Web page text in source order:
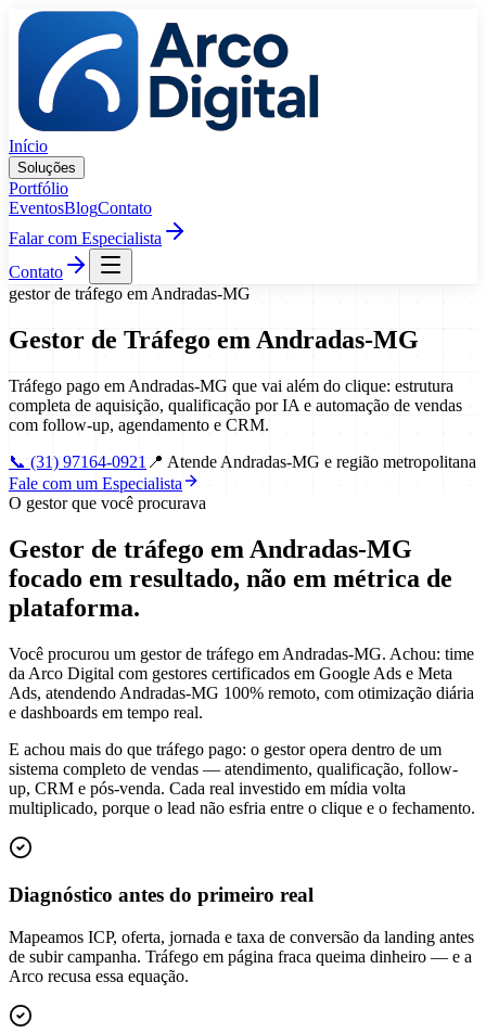
Pular para o conteúdo
Início
Soluções
Portfólio
EventosBlogContato
Falar com Especialista
Contato
gestor de tráfego em Andradas-MG
Gestor de Tráfego em Andradas-MG
Tráfego pago em Andradas-MG que vai além do clique: estrutura
completa de aquisição, qualificação por IA e automação de vendas
com follow-up, agendamento e CRM.
📞 (31) 97164-0921 📍 Atende Andradas-MG e região metropolitana
Fale com um Especialista
O gestor que você procurava
Gestor de tráfego em Andradas-MG
focado em resultado, não em métrica de
plataforma.
Você procurou um gestor de tráfego em Andradas-MG. Achou: time
da Arco Digital com gestores certificados em Google Ads e Meta
Ads, atendendo Andradas-MG 100% remoto, com otimização diária
e dashboards em tempo real.
E achou mais do que tráfego pago: o gestor opera dentro de um
sistema completo de vendas — atendimento, qualificação, follow-
up, CRM e pós-venda. Cada real investido em mídia volta
multiplicado, porque o lead não esfria entre o clique e o fechamento.
Diagnóstico antes do primeiro real
Mapeamos ICP, oferta, jornada e taxa de conversão da landing antes
de subir campanha. Tráfego em página fraca queima dinheiro — e a
Arco recusa essa equação.